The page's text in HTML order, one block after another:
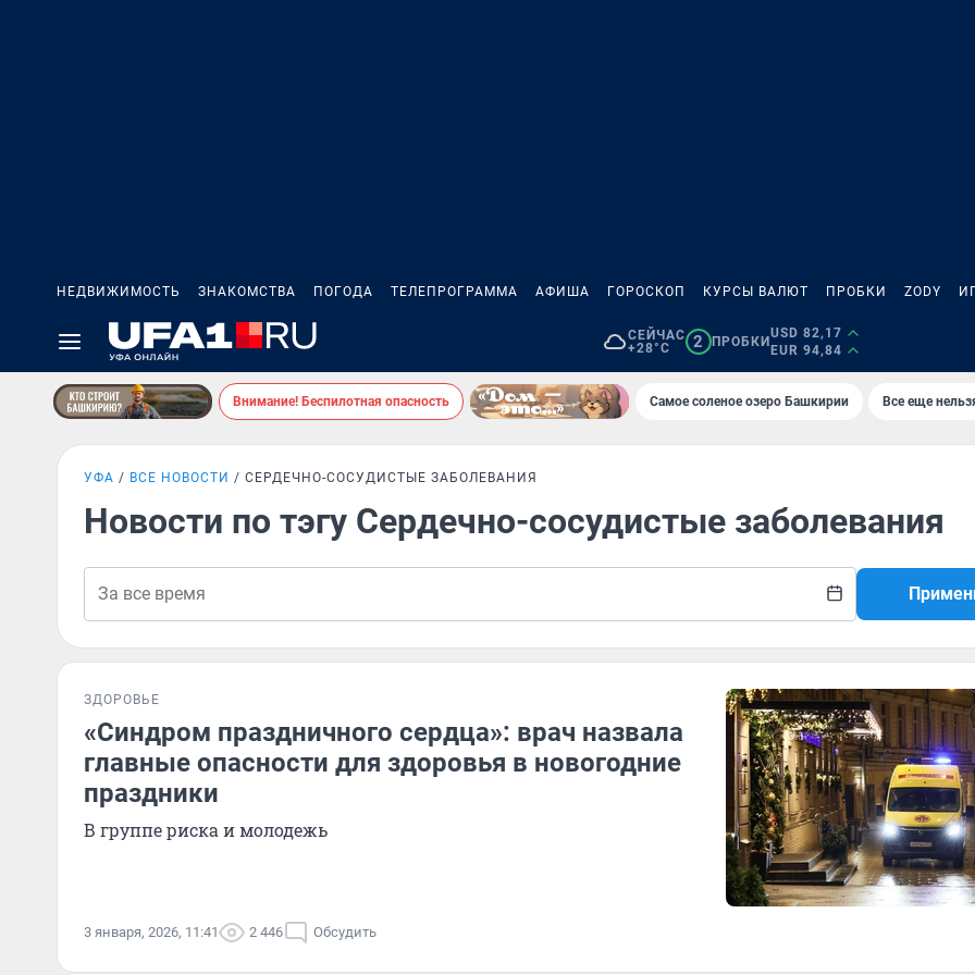
НЕДВИЖИМОСТЬ ЗНАКОМСТВА ПОГОДА ТЕЛЕПРОГРАММА АФИША ГОРОСКОП КУРСЫ ВАЛЮТ ПРОБКИ ZODY
СЕЙЧАС
+28°C
2 ПРОБКИ
USD 82,17
EUR 94,84
Внимание! Беспилотная опасность Самое соленое озеро Башкирии Все еще
УФА ВСЕ НОВОСТИ СЕРДЕЧНО-СОСУДИСТЫЕ ЗАБОЛЕВАНИЯ
Новости по тэгу Сердечно-сосудистые заболевания
ЗДОРОВЬЕ
«Синдром праздничного сердца»: врач назвала
главные опасности для здоровья в новогодние
праздники
В группе риска и молодежь
3 января, 2026, 11:41 2 446 Обсудить